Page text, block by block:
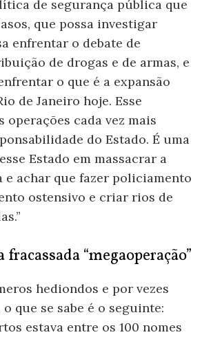
de segurança pública que
que possa investigar
enfrentar o debate de
de drogas e de armas, e
o que é a expansão
de Janeiro hoje. Esse
operações cada vez mais
do Estado. É uma
Estado em massacrar a
e achar que fazer policiamento
ostensivo e criar rios de
“megaoperação”
hediondos e por vezes
que se sabe é o seguinte:
estava entre os 100 nomes